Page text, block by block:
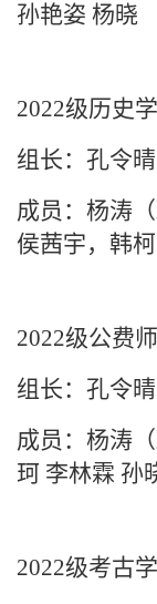
孙艳姿 杨晓
2022级历史
组长：孔令晴
成员：杨涛
侯茜宇，韩
2022级公费
组长：孔令晴
成员： 杨涛
珂 李林霖 孙
2022级考古